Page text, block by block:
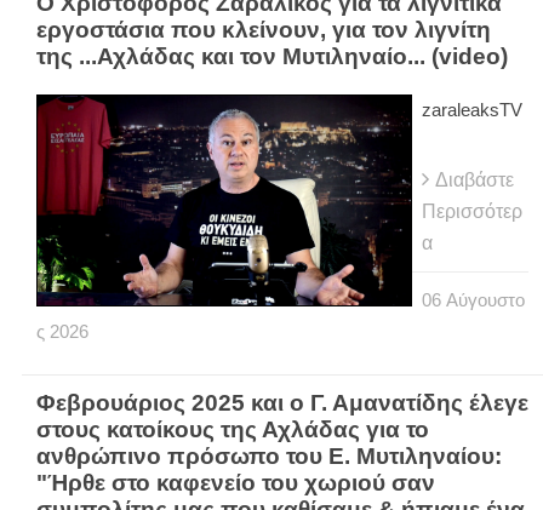
εργοστάσια που κλείνουν, για τον λιγνίτη
της ...Αχλάδας και τον Μυτιληναίο... (video)
zaraleaksTV
Διαβάστε
Περισσότερ
α
06 Αύγουστο
ς 2026
Φεβρουάριος 2025 και ο Γ. Αμανατίδης έλεγε
στους κατοίκους της Αχλάδας για το
ανθρώπινο πρόσωπο του Ε. Μυτιληναίου:
"Ήρθε στο καφενείο του χωριού σαν